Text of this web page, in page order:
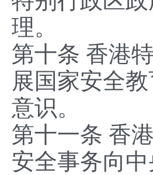
理。
第十条 香港
展国家安全
意识。
第十一条 香
安全事务向